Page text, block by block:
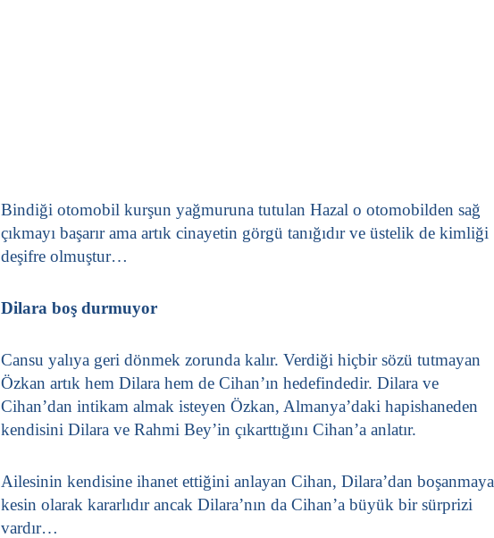
Bindiği otomobil kurşun yağmuruna tutulan Hazal o otomobilden sağ
çıkmayı başarır ama artık cinayetin görgü tanığıdır ve üstelik de kimliği
deşifre olmuştur…
Dilara boş durmuyor
Cansu yalıya geri dönmek zorunda kalır. Verdiği hiçbir sözü tutmayan
Özkan artık hem Dilara hem de Cihan’ın hedefindedir. Dilara ve
Cihan’dan intikam almak isteyen Özkan, Almanya’daki hapishaneden
kendisini Dilara ve Rahmi Bey’in çıkarttığını Cihan’a anlatır.
Ailesinin kendisine ihanet ettiğini anlayan Cihan, Dilara’dan boşanmaya
kesin olarak kararlıdır ancak Dilara’nın da Cihan’a büyük bir sürprizi
vardır…